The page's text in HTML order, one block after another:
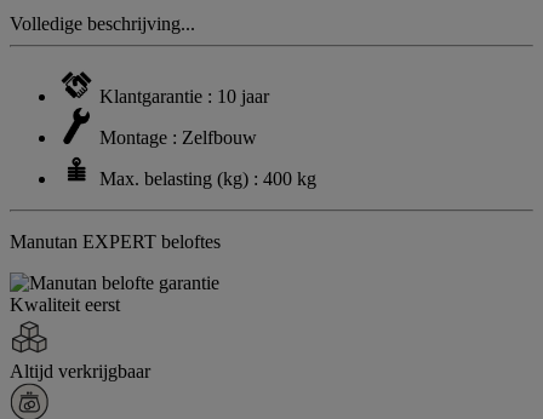
Volledige beschrijving...
Klantgarantie : 10 jaar
Montage : Zelfbouw
Max. belasting (kg) : 400 kg
Manutan EXPERT beloftes
Kwaliteit eerst
Altijd verkrijgbaar